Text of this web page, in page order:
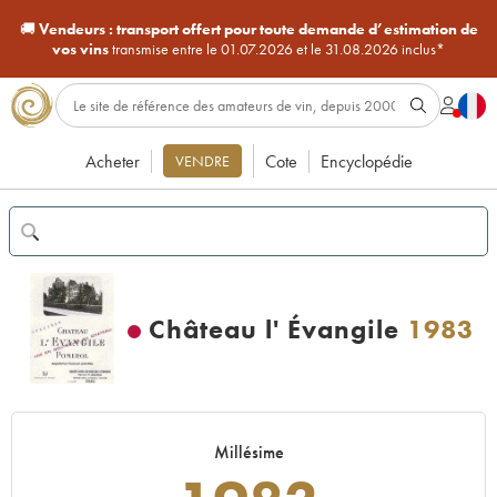
🚚Vendeurs : transport offert pour toute demande d’estimation de
vos vinstransmise entre le 01.07.2026 et le 31.08.2026 inclus*
Acheter VENDRE Cote Encyclopédie
Château l' Évangile 1983
Millésime